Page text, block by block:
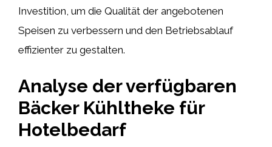
Investition, um die Qualität der angebotenen
Speisen zu verbessern und den Betriebsablauf
effizienter zu gestalten.
Analyse der verfügbaren
Bäcker Kühltheke für
Hotelbedarf